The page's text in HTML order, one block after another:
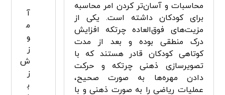
محاسبات و آسان­‌تر کردن امر محاسبه
برای کودکان داشته است. یکی از
مزیت‌های فوق‌العاده چرتکه افزایش
درک منطقی بوده و بعد از مدت
کوتاهی کودکان قادر هستند که با
تصویرسازی ذهنی چرتکه و حرکت
دادن مهره‌ها به صورت صحیح،
عملیات ریاضی را به صورت ذهنی و با
آ
م
و
ز
ش
ز
ب